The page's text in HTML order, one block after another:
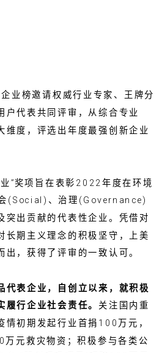
业榜邀请权威行业专家、王牌分
户代表共同评审，从综合专业
维度，评选出年度最强创新企业
”奖项旨在表彰2022年度在环境
(Social)、治理(Governance)
突出贡献的代表性企业。凭借对
长期主义理念的积极坚守，上美
出，获得了评审的一致认可。
代表企业，自创立以来，就积极
履行企业社会责任。 关注国内重
情初期发起行业首捐100万元，
元救灾物资；积极参与各类公